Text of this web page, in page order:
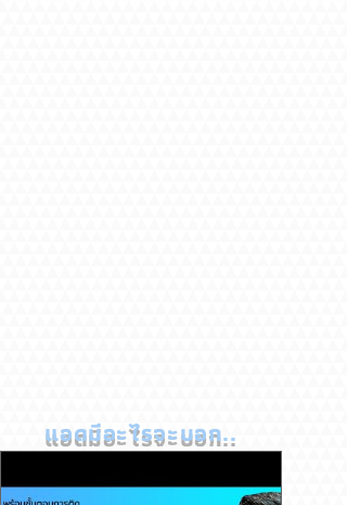
แอดมีอะไรจะบอก..